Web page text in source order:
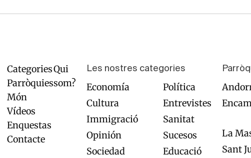
Navegación
principal
Categories
Parròquies
Món
Vídeos
Enquestas
Contacte
Pie
página
Qui
som?
Les nostres categories
Economía
Política
Cultura
Entrevistes
Immigració
Sanitat
Opinión
Sucesos
Sociedad
Educació
La
Sant